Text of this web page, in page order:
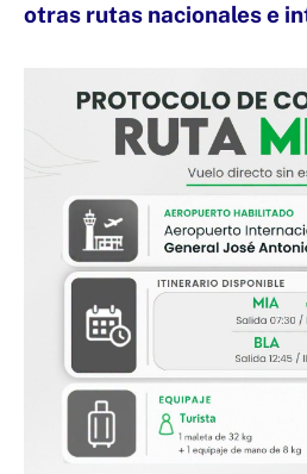
otras rutas nacionales e